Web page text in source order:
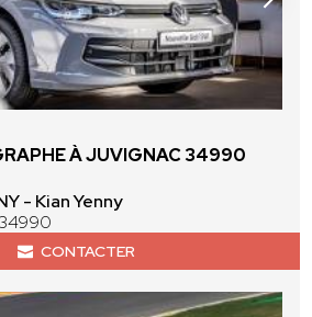
À JUVIGNAC 34990
- Kian Yenny
CONTACTER